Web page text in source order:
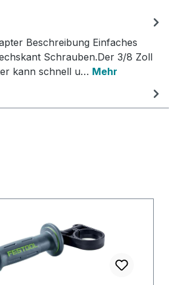
Beschreibung Einfaches
Schrauben.Der 3/8 Zoll
kann schnell u… Mehr
überspringen